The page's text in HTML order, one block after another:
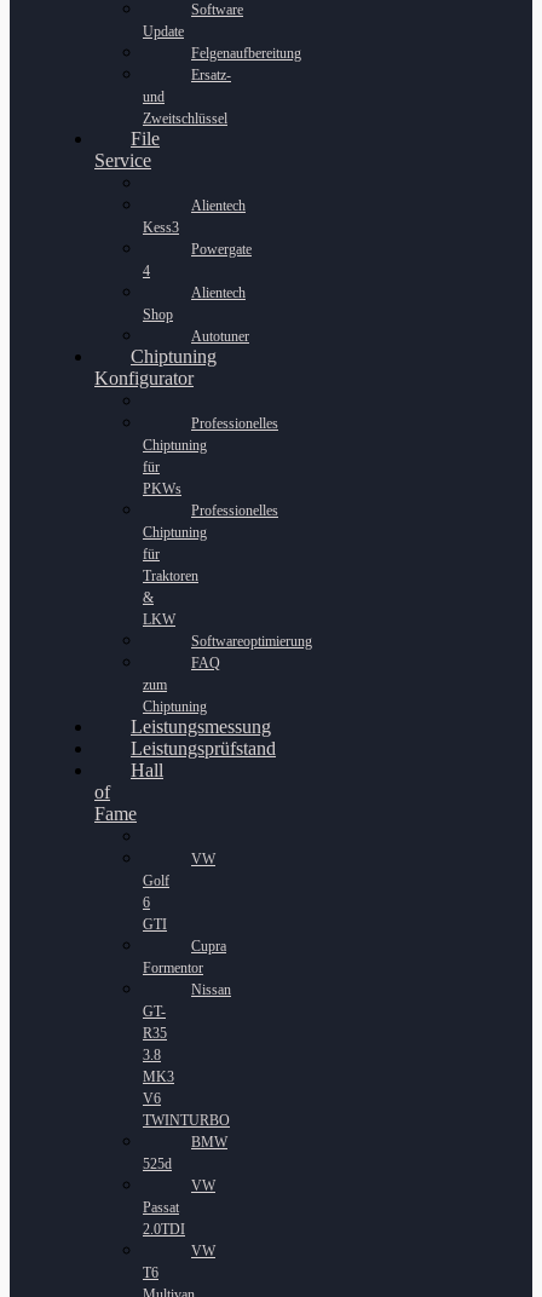
Software
Update
Felgenaufbereitung
Ersatz-
und
Zweitschlüssel
File
Service
Alientech
Kess3
Powergate
4
Alientech
Shop
Autotuner
Chiptuning
Konfigurator
Professionelles
Chiptuning
für
PKWs
Professionelles
Chiptuning
für
Traktoren
&
LKW
Softwareoptimierung
FAQ
zum
Chiptuning
Leistungsmessung
Leistungsprüfstand
Hall
of
Fame
VW
Golf
6
GTI
Cupra
Formentor
Nissan
GT-
R35
3.8
MK3
V6
TWINTURBO
BMW
525d
VW
Passat
2.0TDI
VW
T6